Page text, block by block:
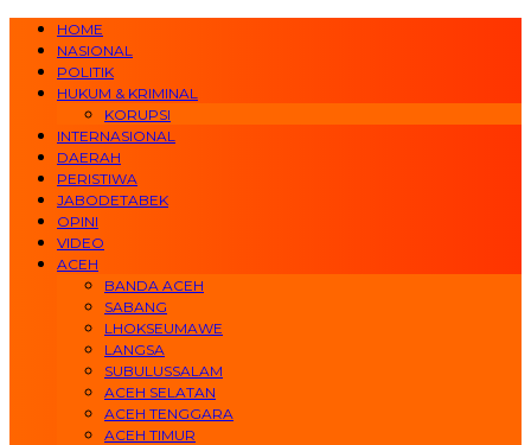
HOME
NASIONAL
POLITIK
HUKUM & KRIMINAL
KORUPSI
INTERNASIONAL
DAERAH
PERISTIWA
JABODETABEK
OPINI
VIDEO
ACEH
BANDA ACEH
SABANG
LHOKSEUMAWE
LANGSA
SUBULUSSALAM
ACEH SELATAN
ACEH TENGGARA
ACEH TIMUR